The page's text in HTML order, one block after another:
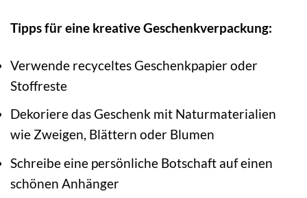
Tipps für eine kreative Geschenkverpackung:
Verwende recyceltes Geschenkpapier oder
Stoffreste
Dekoriere das Geschenk mit Naturmaterialien
wie Zweigen, Blättern oder Blumen
Schreibe eine persönliche Botschaft auf einen
schönen Anhänger